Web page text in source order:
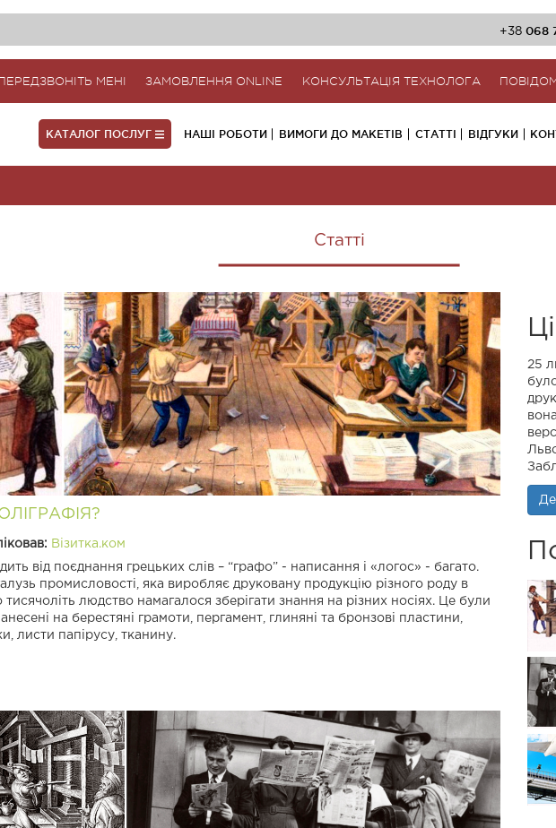
+38 068
МЕНІ ЗАМОВЛЕННЯ ONLINE КОНСУЛЬТАЦІЯ ТЕХНОЛОГА
КАТАЛОГ ПОСЛУГ НАШІ РОБОТИ ВИМОГИ ДО МАКЕТІВ СТАТТІ ВІДГУКИ
Статті
Візитка.ком
від поєднання грецьких слів – “графо” - написання і «логос» - багато.
промисловості, яка виробляє друковану продукцію різного роду в
тисячоліть людство намагалося зберігати знання на різних носіях. Це були
на берестяні грамоти, пергамент, глиняні та бронзові пластини,
листи папірусу, тканину.
25